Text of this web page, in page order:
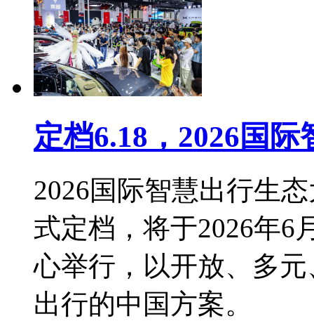
定档6.18，2026国
2026国际智慧出行生
式定档，将于2026年6
心举行，以开放、多
出行的中国方案。